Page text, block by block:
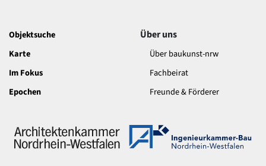
Objektsuche
Karte
Im Fokus
Epochen
Über uns
Über baukunst-nrw
Fachbeirat
Freunde & Förderer